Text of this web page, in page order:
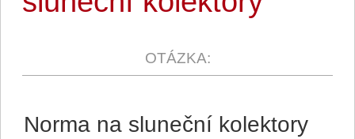
Norma na sluneční kolektory